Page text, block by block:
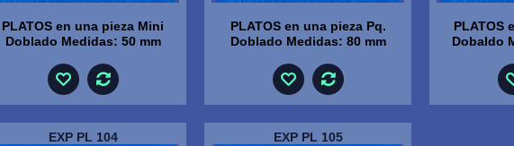
PLATOS en una pieza Mini
Doblado Medidas: 50 mm
PLATOS en una pieza Pq.
Doblado Medidas: 80 mm
PLATOS
Dobaldo
EXP PL 104 EXP PL 105